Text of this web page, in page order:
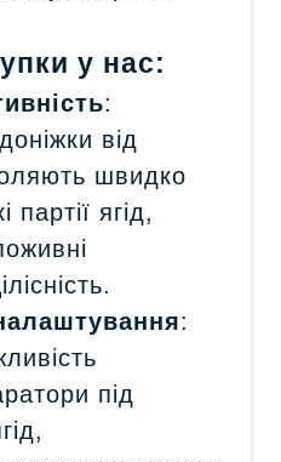
у нас:
:
від
швидко
ягід,
:
під